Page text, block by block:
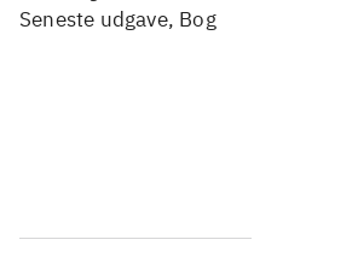
Seneste udgave, Bog